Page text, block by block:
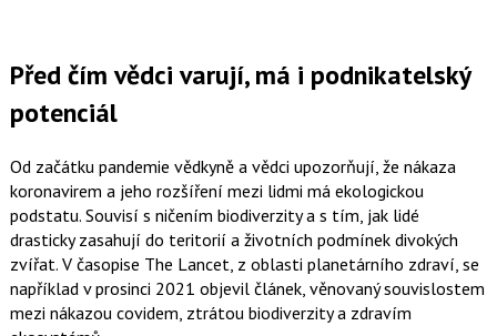
Před čím vědci varují, má i podnikatelský
potenciál
Od začátku pandemie vědkyně a vědci upozorňují, že nákaza
koronavirem a jeho rozšíření mezi lidmi má ekologickou
podstatu. Souvisí s ničením biodiverzity a s tím, jak lidé
drasticky zasahují do teritorií a životních podmínek divokých
zvířat. V časopise The Lancet, z oblasti planetárního zdraví, se
například v prosinci 2021 objevil článek, věnovaný souvislostem
mezi nákazou covidem, ztrátou biodiverzity a zdravím